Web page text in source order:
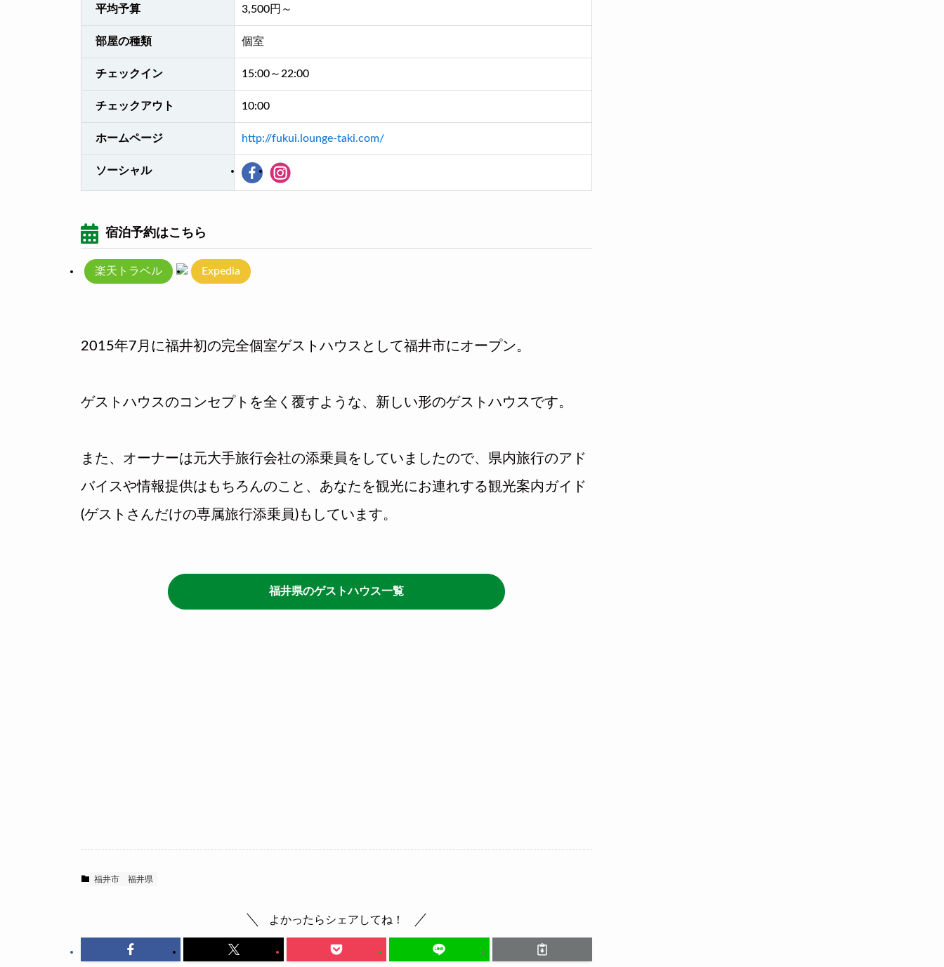
平均予算 3,500円～
部屋の種類 個室
チェックイン 15:00～22:00
チェックアウト 10:00
ホームページ http://fukui.lounge-taki.com/
ソーシャル
宿泊予約はこちら
楽天トラベル Expedia
2015年7月に福井初の完全個室ゲストハウスとして福井市にオープン。
ゲストハウスのコンセプトを全く覆すような、新しい形のゲストハウスです。
また、オーナーは元大手旅行会社の添乗員をしていましたので、県内旅行のアド
バイスや情報提供はもちろんのこと、あなたを観光にお連れする観光案内ガイド
(ゲストさんだけの専属旅行添乗員)もしています。
福井県のゲストハウス一覧
福井市 福井県
よかったらシェアしてね！